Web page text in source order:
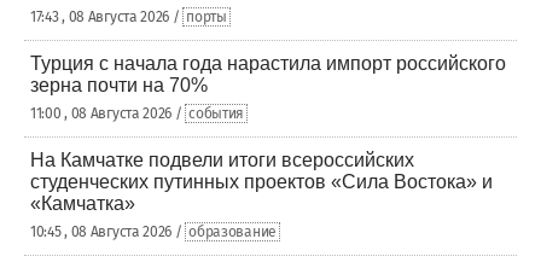
17:43 , 08 Августа 2026 / порты
Турция с начала года нарастила импорт российского
зерна почти на 70%
11:00 , 08 Августа 2026 / события
На Камчатке подвели итоги всероссийских
студенческих путинных проектов «Сила Востока» и
«Камчатка»
10:45 , 08 Августа 2026 / образование